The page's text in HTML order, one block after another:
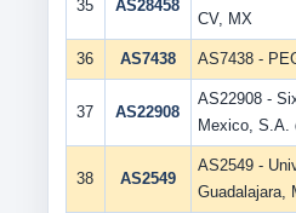
35 AS28458
CV, MX
36 AS7438 AS7438 -
37 AS22908
AS22908 -
Mexico, S.A.
38 AS2549
AS2549 -
Guadalajara,